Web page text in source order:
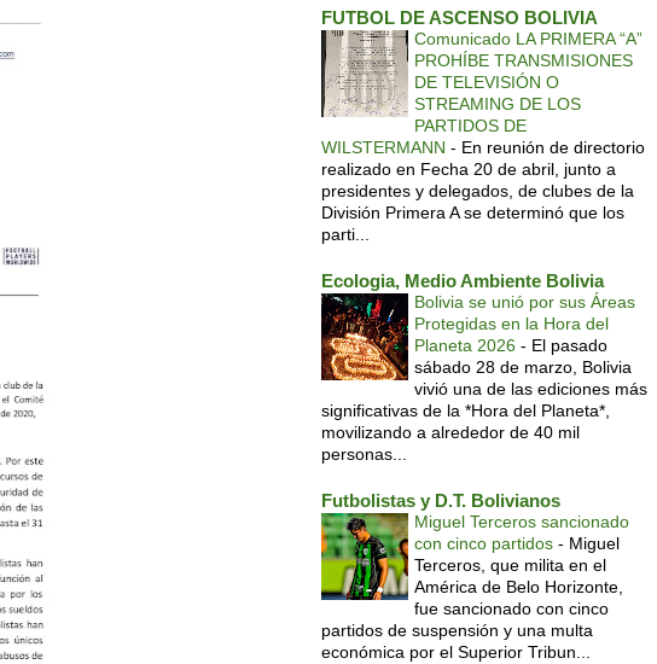
FUTBOL DE ASCENSO BOLIVIA
Comunicado LA PRIMERA “A”
PROHÍBE TRANSMISIONES
DE TELEVISIÓN O
STREAMING DE LOS
PARTIDOS DE
WILSTERMANN - En reunión de directorio
realizado en Fecha 20 de abril, junto a
presidentes y delegados, de clubes de la
División Primera A se determinó que los
parti...
Ecologia, Medio Ambiente Bolivia
Bolivia se unió por sus Áreas
Protegidas en la Hora del
Planeta 2026 - El pasado
sábado 28 de marzo, Bolivia
vivió una de las ediciones más
significativas de la *Hora del Planeta*,
movilizando a alrededor de 40 mil
personas...
Futbolistas y D.T. Bolivianos
Miguel Terceros sancionado
con cinco partidos - Miguel
Terceros, que milita en el
América de Belo Horizonte,
fue sancionado con cinco
partidos de suspensión y una multa
económica por el Superior Tribun...